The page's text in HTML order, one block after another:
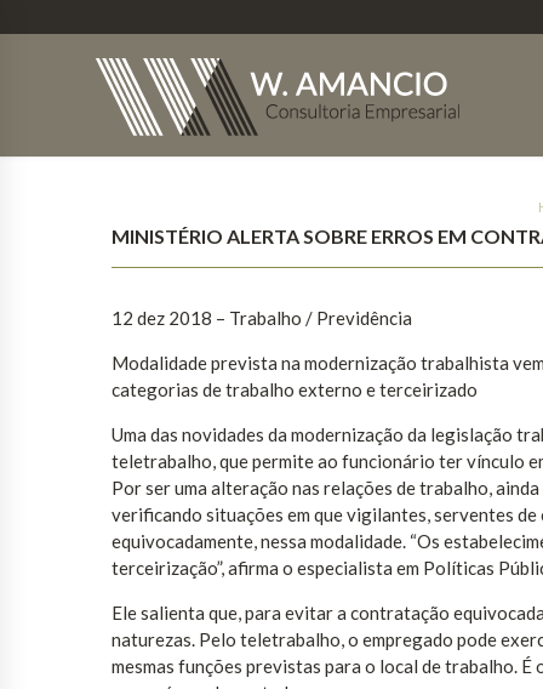
MINISTÉRIO ALERTA SOBRE ERROS EM
12 dez 2018 – Trabalho / Previdência
Modalidade prevista na modernização trabalhista
categorias de trabalho externo e terceirizado
Uma das novidades da modernização da legislação
teletrabalho, que permite ao funcionário ter vínculo
Por ser uma alteração nas relações de trabalho,
verificando situações em que vigilantes, serventes
equivocadamente, nessa modalidade. “Os
terceirização”, afirma o especialista em Políticas
Ele salienta que, para evitar a contratação
naturezas. Pelo teletrabalho, o empregado pode
mesmas funções previstas para o local de trabalho.